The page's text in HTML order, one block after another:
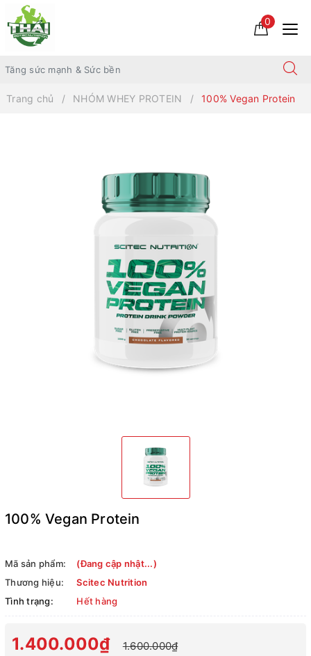
0
Trang chủ NHÓM WHEY PROTEIN 100% Vegan Protein
100% Vegan Protein
Mã sản phẩm:
(Đang cập nhật...)
Thương hiệu:
Scitec Nutrition
Tình trạng:
Hết hàng
1.400.000₫ 1.600.000₫